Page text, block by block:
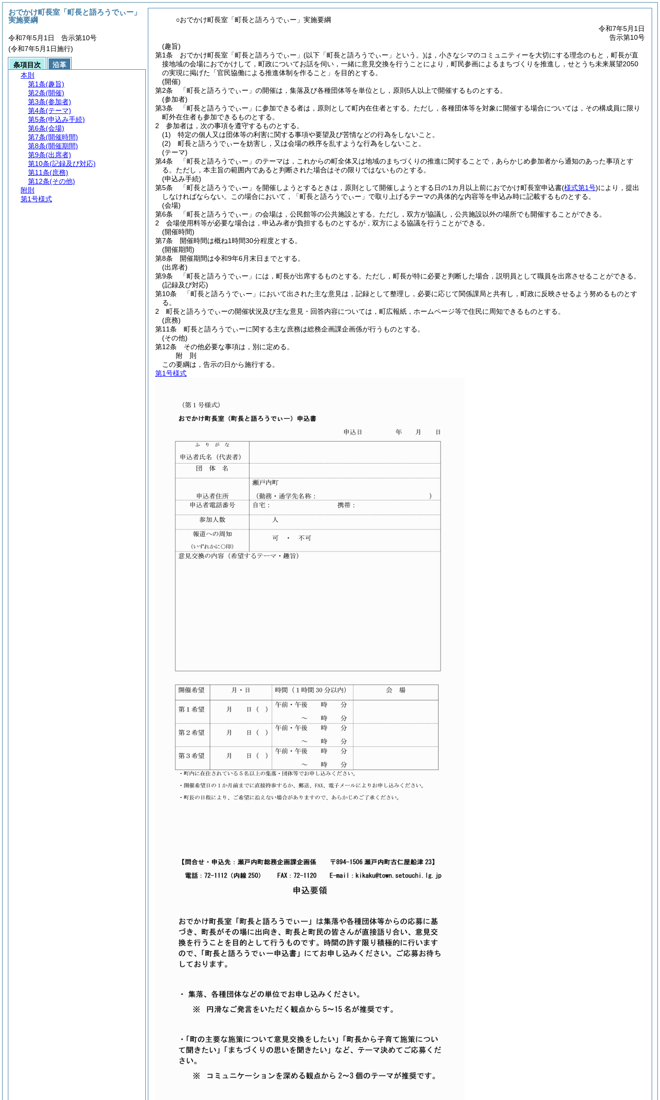
○おでかけ町長室「町長と語ろうでぃー」実施要綱
令和7年5月1日
告示第10号
(趣旨)
第1条
おでかけ町長室「町長と語ろうでぃー」 (以下「町長と語ろうでぃー」という。)は，小さなシマのコミュニティーを大切にする理念のもと，町長が直
接地域の会場におでかけして，町政についてお話を伺い，一緒に意見交換を行うことにより，町民参画によるまちづくりを推進し，せとうち未来展望2050
の実現に掲げた「官民協働による推進体制を作ること」を目的とする。
(開催)
第2条
「町長と語ろうでぃー」の開催は，集落及び各種団体等を単位とし，原則5人以上で開催するものとする。
(参加者)
第3条
「町長と語ろうでぃー」に参加できる者は，原則として町内在住者とする。 ただし，各種団体等を対象に開催する場合については，その構成員に限り
町外在住者も参加できるものとする。
2
参加者は，次の事項を遵守するものとする。
(1)
特定の個人又は団体等の利害に関する事項や要望及び苦情などの行為をしないこと。
(2)
町長と語ろうでぃーを妨害し，又は会場の秩序を乱すような行為をしないこと。
(テーマ)
第4条
「町長と語ろうでぃー」のテーマは，これからの町全体又は地域のまちづくりの推進に関することで，あらかじめ参加者から通知のあった事項とす
る。 ただし，本主旨の範囲内であると判断された場合はその限りではないものとする。
(申込み手続)
第5条
「町長と語ろうでぃー」を開催しようとするときは，原則として開催しようとする日の1カ月以上前におでかけ町長室申込書(様式第1号)により，提出
しなければならない。
この場合において，「町長と語ろうでぃー」で取り上げるテーマの具体的な内容等を申込み時に記載するものとする。
(会場)
第6条
「町長と語ろうでぃー」の会場は，公民館等の公共施設とする。 ただし，双方が協議し，公共施設以外の場所でも開催することができる。
2
会場使用料等が必要な場合は，申込み者が負担するものとするが，双方による協議を行うことができる。
(開催時間)
第7条
開催時間は概ね1時間30分程度とする。
(開催期間)
第8条
開催期間は令和9年6月末日までとする。
(出席者)
第9条
「町長と語ろうでぃー」には，町長が出席するものとする。 ただし，町長が特に必要と判断した場合，説明員として職員を出席させることができる。
(記録及び対応)
第10条
「町長と語ろうでぃー」において出された主な意見は，記録として整理し，必要に応じて関係課局と共有し，町政に反映させるよう努めるものとす
る。
2
町長と語ろうでぃーの開催状況及び主な意見・回答内容については，町広報紙，ホームページ等で住民に周知できるものとする。
(庶務)
第11条
町長と語ろうでぃーに関する主な庶務は総務企画課企画係が行うものとする。
(その他)
第12条
その他必要な事項は，別に定める。
附 則
この要綱は，告示の日から施行する。
第1号様式
おでかけ町長室「町長と語ろうでぃー」
実施要綱
令和7年5月1日 告示第10号
(令和7年5月1日施行)
条項目次
沿革
本則
第1条(趣旨)
第2条(開催)
第3条(参加者)
第4条(テーマ)
第5条(申込み手続)
第6条(会場)
第7条(開催時間)
第8条(開催期間)
第9条(出席者)
第10条(記録及び対応)
第11条(庶務)
第12条(その他)
附則
第1号様式